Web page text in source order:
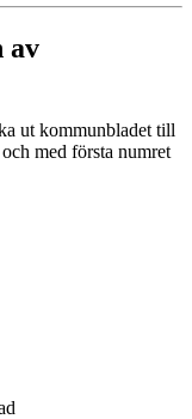
av
ut kommunbladet till
med första numret